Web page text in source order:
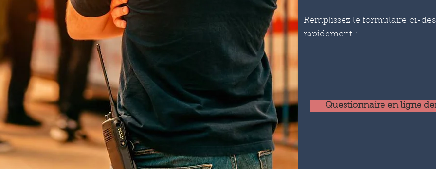
Remplissez le formulaire ci-
rapidement :
Questionnaire en ligne